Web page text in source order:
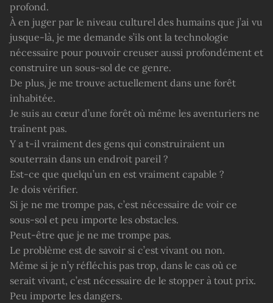
profond.
À en juger par le niveau culturel des humains que j’ai vu
jusque-là, je me demande s’ils ont la technologie
nécessaire pour pouvoir creuser aussi profondément et
construire un sous-sol de ce genre.
De plus, je me trouve actuellement dans une forêt
inhabitée.
Je suis au cœur d’une forêt où même les aventuriers ne
traînent pas.
Y a t-il vraiment des gens qui construiraient un
souterrain dans un endroit pareil ?
Est-ce que quelqu’un en est vraiment capable ?
Je dois vérifier.
Si je ne me trompe pas, c’est nécessaire de voir ce
sous-sol et peu importe les obstacles.
Peut-être que je ne me trompe pas.
Le problème est de savoir si c’est vivant ou non.
Même si je n’y réfléchis pas trop, dans le cas où ce
serait vivant, c’est nécessaire de le stopper à tout prix.
Peu importe les dangers.